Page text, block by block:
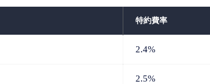
特約費率
2.4%
2.5%